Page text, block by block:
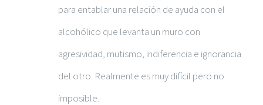
para entablar una relación de ayuda con el
alcohólico que levanta un muro con
agresividad, mutismo, indiferencia e ignorancia
del otro. Realmente es muy difícil pero no
imposible.